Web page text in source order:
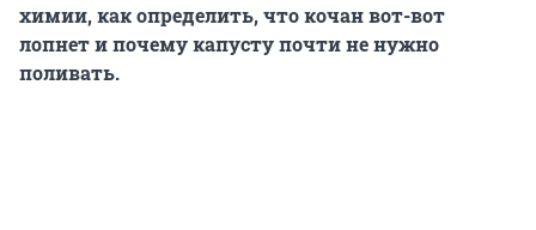
химии, как определить, что кочан вот-вот
лопнет и почему капусту почти не нужно
поливать.